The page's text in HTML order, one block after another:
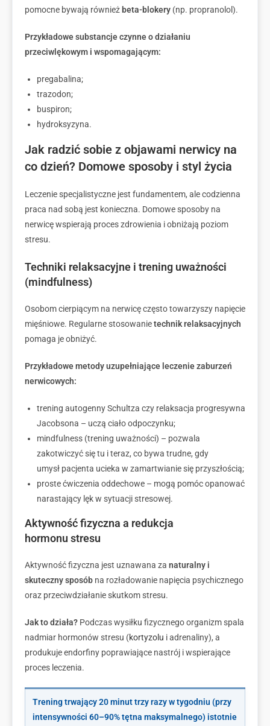
pomocne bywają również beta-blokery (np. propranolol).
Przykładowe substancje czynne o działaniu
przeciwlękowym i wspomagającym:
pregabalina;
trazodon;
buspiron;
hydroksyzyna.
Jak radzić sobie z objawami nerwicy na
co dzień? Domowe sposoby i styl życia
Leczenie specjalistyczne jest fundamentem, ale codzienna
praca nad sobą jest konieczna. Domowe sposoby na
nerwicę wspierają proces zdrowienia i obniżają poziom
stresu.
Techniki relaksacyjne i trening uważności
(mindfulness)
Osobom cierpiącym na nerwicę często towarzyszy napięcie
mięśniowe. Regularne stosowanietechnik relaksacyjnych
pomaga je obniżyć.
Przykładowe metody uzupełniające leczenie zaburzeń
nerwicowych:
trening autogenny Schultza czy relaksacja progresywna
Jacobsona – uczą ciało odpoczynku;
mindfulness (trening uważności) – pozwala
zakotwiczyć się tu i teraz, co bywa trudne, gdy
umysł pacjenta ucieka w zamartwianie się przyszłością;
proste ćwiczenia oddechowe – mogą pomóc opanować
narastający lęk w sytuacji stresowej.
Aktywność fizyczna a redukcja
hormonu stresu
Aktywność fizyczna jest uznawana za naturalny i
skutecznysposób na rozładowanie napięcia psychicznego
oraz przeciwdziałanie skutkom stresu.
Jak to działa? Podczas wysiłku fizycznego organizm spala
nadmiar hormonów stresu (kortyzolu i adrenaliny), a
produkuje endorfiny poprawiające nastrój i wspierające
proces leczenia.
Trening trwający 20 minut trzy razy w tygodniu (przy
intensywności 60–90% tętna maksymalnego) istotnie